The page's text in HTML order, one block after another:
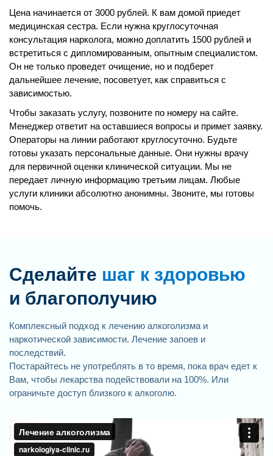
Цена начинается от 3000 рублей. К вам домой приедет
медицинская сестра. Если нужна круглосуточная
консультация нарколога, можно доплатить 1500 рублей и
встретиться с дипломированным, опытным специалистом.
Он не только проведет очищение, но и подберет
дальнейшее лечение, посоветует, как справиться с
зависимостью.
Чтобы заказать услугу, позвоните по номеру на сайте.
Менеджер ответит на оставшиеся вопросы и примет заявку.
Операторы на линии работают круглосуточно. Будьте
готовы указать персональные данные. Они нужны врачу
для первичной оценки клинической ситуации. Мы не
передает личную информацию третьим лицам. Любые
услуги клиники абсолютно анонимны. Звоните, мы готовы
помочь.
Сделайте шаг к здоровью
и благополучию
Комплексный подход к лечению алкоголизма и
наркотической зависимости. Лечение запоев и
последствий.
Постарайтесь не употреблять в то время, пока врач едет к
Вам, чтобы лекарства подействовали на 100%. Или
ограничьте доступ близкого к алкоголю.